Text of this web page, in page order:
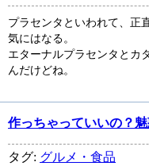
プラセンタといわれて、正
気にはなる。
エターナルプラセンタとカ
んだけどね。
作っちゃっていいの？
タグ: グルメ・食品